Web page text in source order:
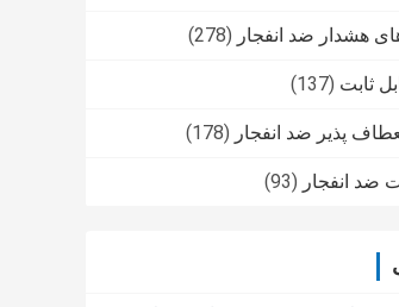
هشدار ضد انفجار (278)
ثابت (137)
پذیر ضد انفجار (178)
ضد انفجار (93)